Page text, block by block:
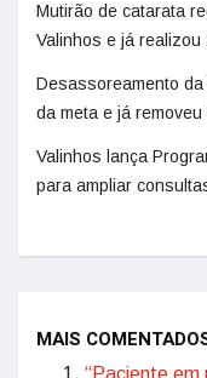
Mutirão de catarata
Valinhos e já realizou
Desassoreamento
da meta e já removeu
Valinhos lança
para ampliar
MAIS
“Paciente em